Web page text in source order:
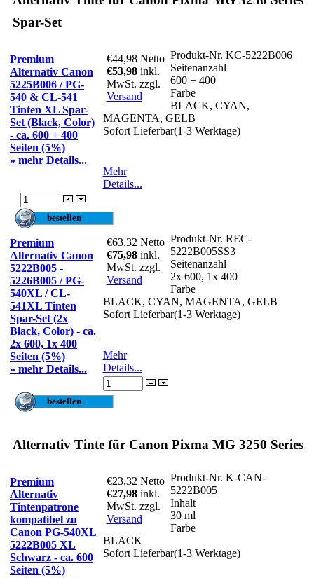
Spar-Set
Premium
Alternativ Canon
5225B006 / PG-
540 & CL-541
Tinten XL Spar-
Set (Black, Color)
- ca. 600 + 400
Seiten (5%)
» mehr Details...
€44,98 Netto
€53,98 inkl.
MwSt. zzgl.
Versand
Produkt-Nr. KC-5222B006
Seitenanzahl
600 + 400
Farbe
BLACK, CYAN,
MAGENTA, GELB
Sofort Lieferbar(1-3 Werktage)
Mehr
Details...
Premium
Alternativ Canon
5222B005 -
5226B005 / PG-
540XL / CL-
541XL Tinten
Spar-Set (2x
Black, Color) - ca.
2x 600, 1x 400
Seiten (5%)
» mehr Details...
€63,32 Netto
€75,98 inkl.
MwSt. zzgl.
Versand
Produkt-Nr. REC-
5222B005SS3
Seitenanzahl
2x 600, 1x 400
Farbe
BLACK, CYAN, MAGENTA, GELB
Sofort Lieferbar(1-3 Werktage)
Mehr
Details...
Alternativ Tinte für Canon Pixma MG 3250 Series
Premium
Alternativ
Tintenpatrone
kompatibel zu
Canon PG-540XL
5222B005 XL
Schwarz - ca. 600
Seiten (5%)
€23,32 Netto
€27,98 inkl.
MwSt. zzgl.
Versand
Produkt-Nr. K-CAN-
5222B005
Inhalt
30 ml
Farbe
BLACK
Sofort Lieferbar(1-3 Werktage)